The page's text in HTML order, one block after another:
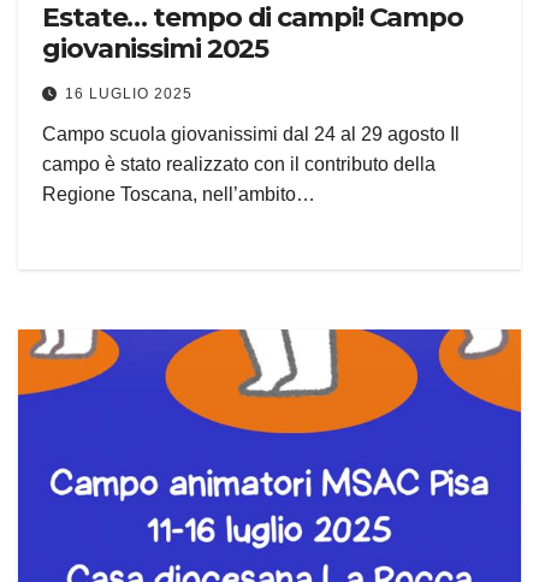
Estate… tempo di campi! Campo
giovanissimi 2025
16 LUGLIO 2025
Campo scuola giovanissimi dal 24 al 29 agosto Il
campo è stato realizzato con il contributo della
Regione Toscana, nell’ambito…